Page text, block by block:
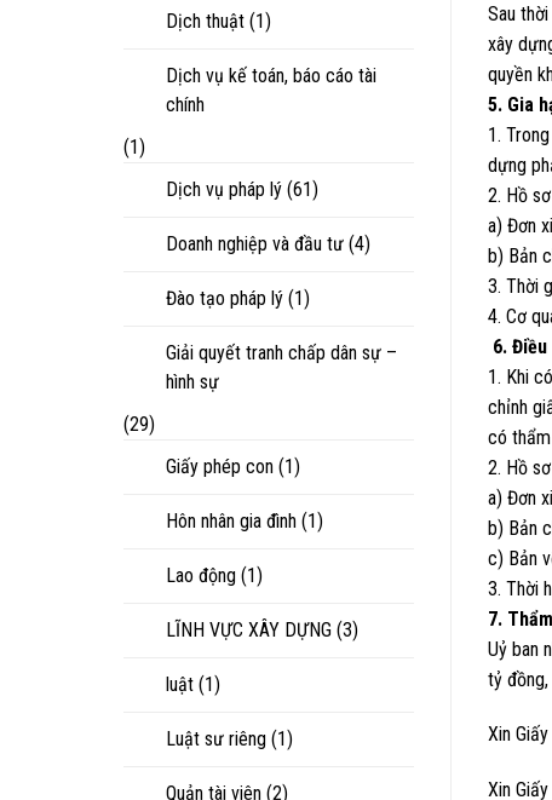
chấp
Dịch thuật (1)
Dịch vụ kế toán, báo cáo tài
chính
(1)
Dịch vụ pháp lý (61)
Doanh nghiệp và đầu tư (4)
Đào tạo pháp lý (1)
Giải quyết tranh chấp dân sự –
hình sự
(29)
Giấy phép con (1)
Hôn nhân gia đình (1)
Lao động (1)
LĨNH VỰC XÂY DỰNG (3)
luật (1)
Luật sư riêng (1)
Quản tài viên (2)
Sau
xây
quyền
5. Gia
1.
dựng
2. Hồ
a) Đơn
b) Bản
3. Thời
4. Cơ
6.
1. Khi
chỉnh
có
2. Hồ
a) Đơn
b) Bản
c) Bản
3. Thời
7.
Uỷ ban
tỷ
Xin
Xin